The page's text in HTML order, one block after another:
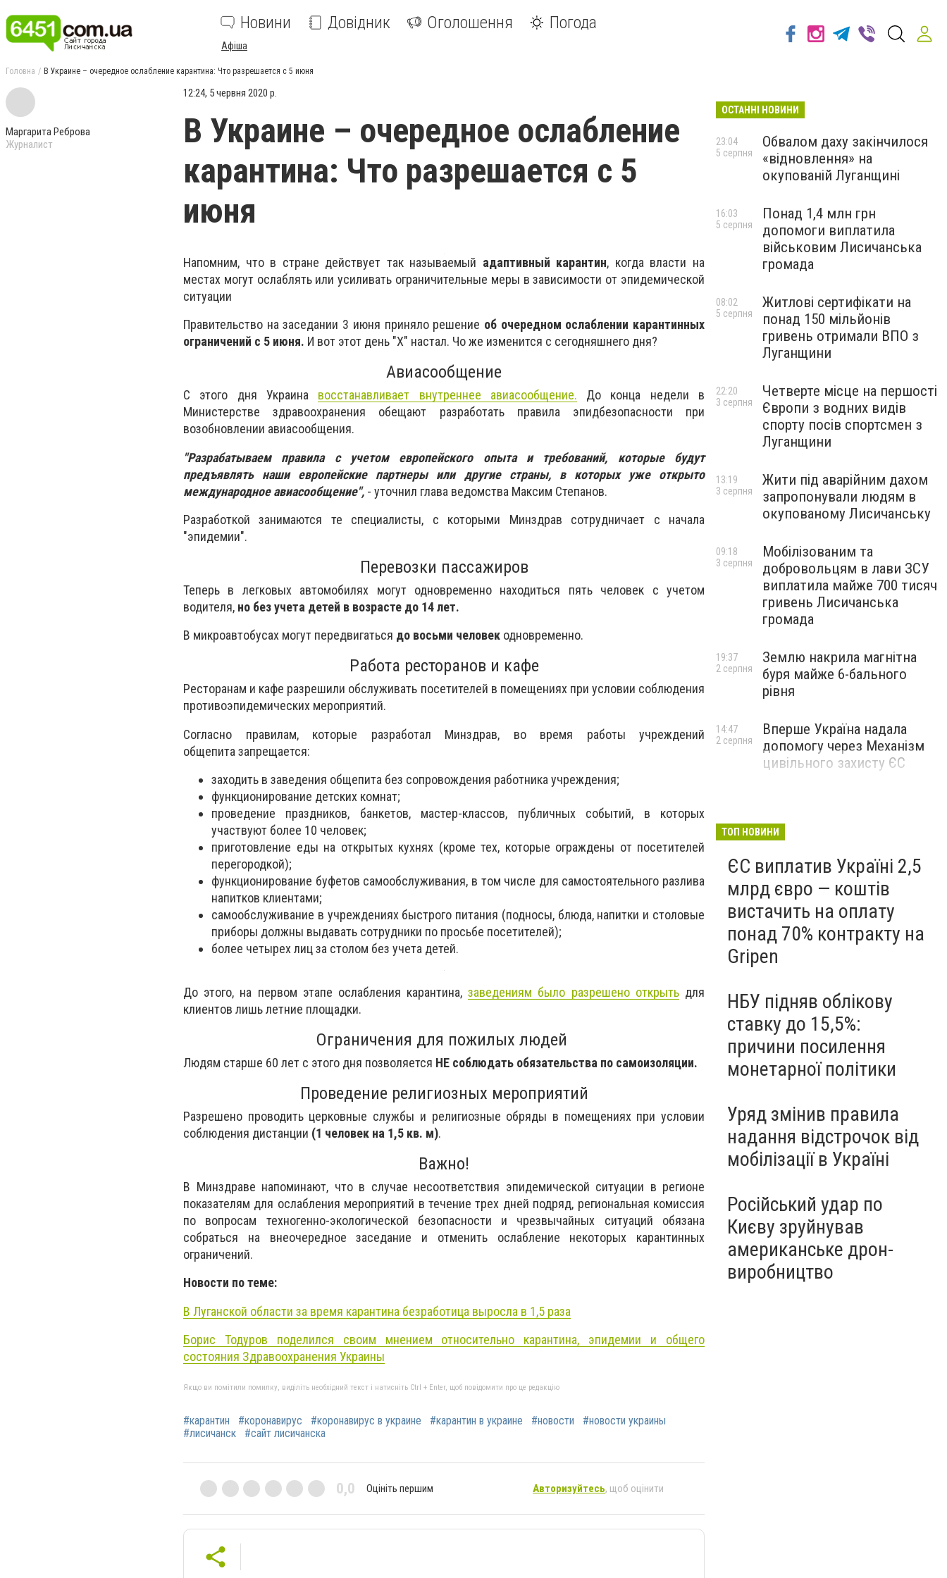
Новини Довідник Оголошення Погода
Афіша
Головна В Украине – очередное ослабление карантина: Что разрешается с 5 июня
Маргарита Реброва
Журналист
12:24, 5 червня 2020 р.
В Украине – очередное ослабление
карантина: Что разрешается с 5
июня
Напомним, что в стране действует так называемый адаптивный карантин, когда власти на
местах могут ослаблять или усиливать ограничительные меры в зависимости от эпидемической
ситуации
Правительство на заседании 3 июня приняло решение об очередном ослаблении карантинных
ограничений с 5 июня. И вот этот день "Х" настал. Чо же изменится с сегодняшнего дня?
Авиасообщение
С этого дня Украина восстанавливает внутреннее авиасообщение. До конца недели в
Министерстве здравоохранения обещают разработать правила эпидбезопасности при
возобновлении авиасообщения.
"Разрабатываем правила с учетом европейского опыта и требований, которые будут
предъявлять наши европейские партнеры или другие страны, в которых уже открыто
международное авиасообщение", - уточнил глава ведомства Максим Степанов.
Разработкой занимаются те специалисты, с которыми Минздрав сотрудничает с начала
"эпидемии".
Перевозки пассажиров
Теперь в легковых автомобилях могут одновременно находиться пять человек с учетом
водителя, но без учета детей в возрасте до 14 лет.
В микроавтобусах могут передвигаться до восьми человек одновременно.
Работа ресторанов и кафе
Ресторанам и кафе разрешили обслуживать посетителей в помещениях при условии соблюдения
противоэпидемических мероприятий.
Согласно правилам, которые разработал Минздрав, во время работы учреждений
общепита запрещается:
заходить в заведения общепита без сопровождения работника учреждения;
функционирование детских комнат;
проведение праздников, банкетов, мастер-классов, публичных событий, в которых
участвуют более 10 человек;
приготовление еды на открытых кухнях (кроме тех, которые ограждены от посетителей
перегородкой);
функционирование буфетов самообслуживания, в том числе для самостоятельного разлива
напитков клиентами;
самообслуживание в учреждениях быстрого питания (подносы, блюда, напитки и столовые
приборы должны выдавать сотрудники по просьбе посетителей);
более четырех лиц за столом без учета детей.
До этого, на первом этапе ослабления карантина,заведениям было разрешено открытьдля
клиентов лишь летние площадки.
Ограничения для пожилых людей
Людям старше 60 лет с этого дня позволяется НЕ соблюдать обязательства по самоизоляции.
Проведение религиозных мероприятий
Разрешено проводить церковные службы и религиозные обряды в помещениях при условии
соблюдения дистанции (1 человек на 1,5 кв. м).
Важно!
В Минздраве напоминают, что в случае несоответствия эпидемической ситуации в регионе
показателям для ослабления мероприятий в течение трех дней подряд, региональная комиссия
по вопросам техногенно-экологической безопасности и чрезвычайных ситуаций обязана
собраться на внеочередное заседание и отменить ослабление некоторых карантинных
ограничений.
Новости по теме:
В Луганской области за время карантина безработица выросла в 1,5 раза
Борис Тодуров поделился своим мнением относительно карантина, эпидемии и общего
состояния Здравоохранения Украины
Якщо ви помітили помилку, виділіть необхідний текст і натисніть Ctrl + Enter, щоб повідомити про це редакцію
#карантин #коронавирус #коронавирус в украине #карантин в украине #новости
#новости украины
#лисичанск
#сайт лисичанска
0,0 Оцініть першим Авторизуйтесь, щоб оцінити
ОСТАННІ НОВИНИ
Обвалом даху закінчилося
«відновлення» на
окупованій Луганщині
23:04
5 серпня
Понад 1,4 млн грн
допомоги виплатила
військовим Лисичанська
громада
16:03
5 серпня
Житлові сертифікати на
понад 150 мільйонів
гривень отримали ВПО з
Луганщини
08:02
5 серпня
Четверте місце на першості
Європи з водних видів
спорту посів спортсмен з
Луганщини
22:20
3 серпня
Жити під аварійним дахом
запропонували людям в
окупованому Лисичанську
13:19
3 серпня
Мобілізованим та
добровольцям в лави ЗСУ
виплатила майже 700 тисяч
гривень Лисичанська
громада
09:18
3 серпня
Землю накрила магнітна
буря майже 6-бального
рівня
19:37
2 серпня
Вперше Україна надала
допомогу через Механізм
цивільного захисту ЄС
14:47
2 серпня
ТОП НОВИНИ
ЄС виплатив Україні 2,5
млрд євро — коштів
вистачить на оплату
понад 70% контракту на
Gripen
НБУ підняв облікову
ставку до 15,5%:
причини посилення
монетарної політики
Уряд змінив правила
надання відстрочок від
мобілізації в Україні
Російський удар по
Києву зруйнував
американське дрон-
виробництво